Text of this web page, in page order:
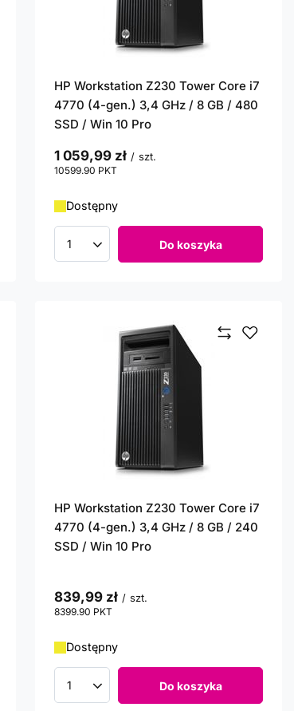
HP Workstation Z230 Tower Core i7
4770 (4-gen.) 3,4 GHz / 8 GB / 480
SSD / Win 10 Pro
1 059,99 zł / szt.
10599.90 PKT
Dostępny
Ilość produktów Do koszyka
HP Workstation Z230 Tower Core i7
4770 (4-gen.) 3,4 GHz / 8 GB / 240
SSD / Win 10 Pro
839,99 zł / szt.
8399.90 PKT
Dostępny
Ilość produktów Do koszyka